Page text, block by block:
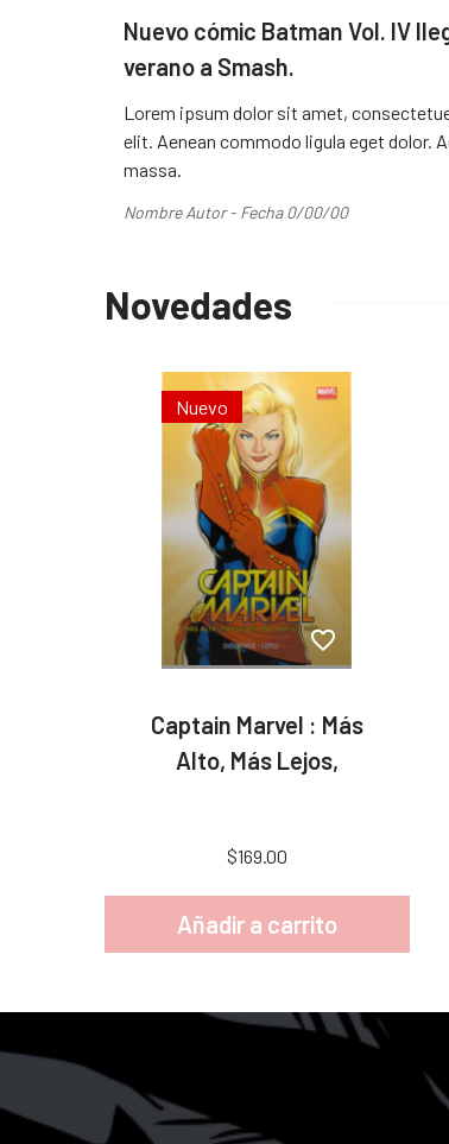
Nuevo cómic Batman Vol. IV
verano a Smash.
Lorem ipsum dolor sit amet,
elit. Aenean commodo ligula eget dolor.
massa.
Nombre Autor - Fecha 0/00/00
Novedades
Nuevo
Captain Marvel : Más
Alto, Más Lejos,
$169.00
Añadir a carrito